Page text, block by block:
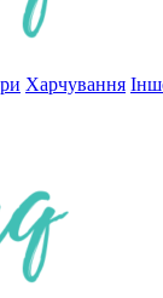
Харчування